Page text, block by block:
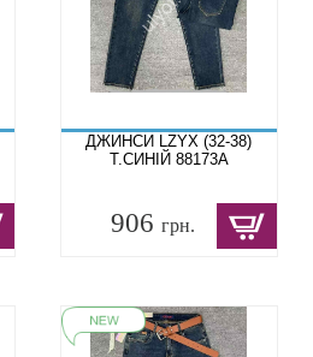
ДЖИНСИ LZYX (32-38)
Т.СИНІЙ 88173A
906грн.